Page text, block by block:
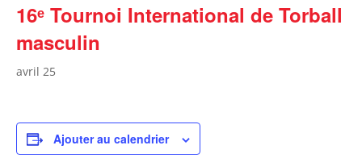
16ᵉ Tournoi International de Torball
masculin
avril 25
Ajouter au calendrier